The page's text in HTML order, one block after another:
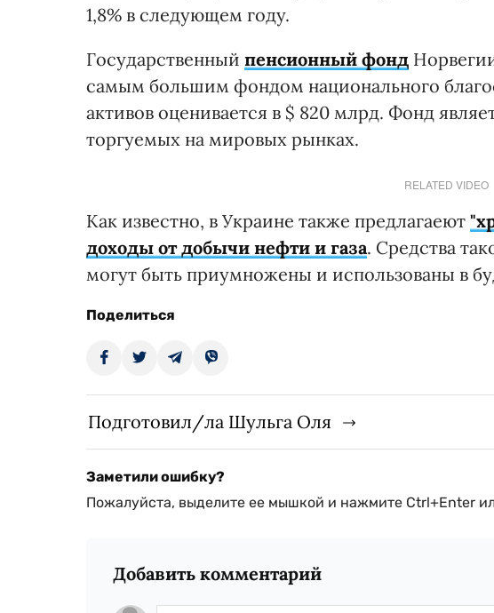
1,8% в следующем году.
Государственный пенсионный фонд
самым большим фондом национального
активов оценивается в $ 820 млрд. Фонд
торгуемых на мировых рынках.
RELATED VIDEO
Как известно, в Украине также предлагаеют
доходы от добычи нефти и газа. Средства
могут быть приумножены и использованы в
Поделиться
Подготовил/ла Шульга Оля
Заметили ошибку?
Пожалуйста, выделите ее мышкой и нажмите Ctrl+Enter
Добавить комментарий